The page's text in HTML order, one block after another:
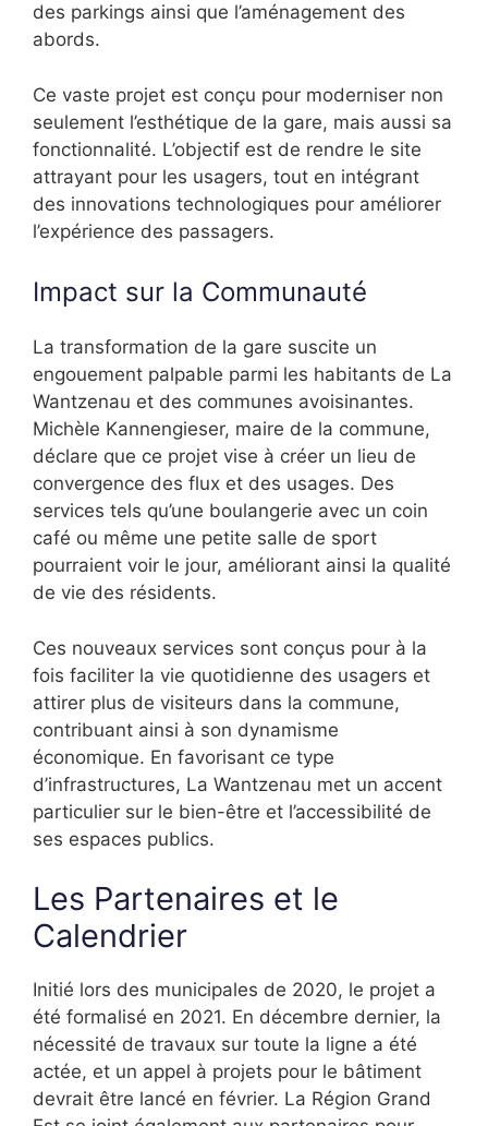
des parkings ainsi que l’aménagement des
abords.
Ce vaste projet est conçu pour moderniser non
seulement l’esthétique de la gare, mais aussi sa
fonctionnalité. L’objectif est de rendre le site
attrayant pour les usagers, tout en intégrant
des innovations technologiques pour améliorer
l’expérience des passagers.
Impact sur la Communauté
La transformation de la gare suscite un
engouement palpable parmi les habitants de La
Wantzenau et des communes avoisinantes.
Michèle Kannengieser, maire de la commune,
déclare que ce projet vise à créer un lieu de
convergence des flux et des usages. Des
services tels qu’une boulangerie avec un coin
café ou même une petite salle de sport
pourraient voir le jour, améliorant ainsi la qualité
de vie des résidents.
Ces nouveaux services sont conçus pour à la
fois faciliter la vie quotidienne des usagers et
attirer plus de visiteurs dans la commune,
contribuant ainsi à son dynamisme
économique. En favorisant ce type
d’infrastructures, La Wantzenau met un accent
particulier sur le bien-être et l’accessibilité de
ses espaces publics.
Les Partenaires et le
Calendrier
Initié lors des municipales de 2020, le projet a
été formalisé en 2021. En décembre dernier, la
nécessité de travaux sur toute la ligne a été
actée, et un appel à projets pour le bâtiment
devrait être lancé en février. La Région Grand